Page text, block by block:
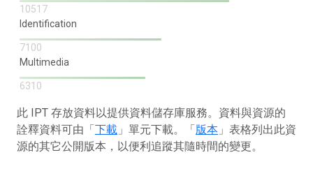
10517
Identification
7100
Multimedia
6310
此 IPT 存放資料以提供資料儲存庫服務。資料與資源的
詮釋資料可由「下載 」單元下載。「版本 」表格列出此資
源的其它公開版本，以便利追蹤其隨時間的變更。